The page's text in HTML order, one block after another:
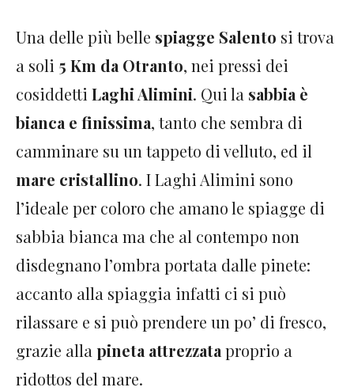
Una delle più belle spiagge Salento si trova
a soli 5 Km da Otranto, nei pressi dei
cosiddetti Laghi Alimini. Qui la sabbia è
bianca e finissima, tanto che sembra di
camminare su un tappeto di velluto, ed il
mare cristallino. I Laghi Alimini sono
l’ideale per coloro che amano le spiagge di
sabbia bianca ma che al contempo non
disdegnano l’ombra portata dalle pinete:
accanto alla spiaggia infatti ci si può
rilassare e si può prendere un po’ di fresco,
grazie alla pineta attrezzata proprio a
ridottos del mare.